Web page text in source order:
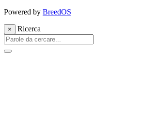
Powered by BreedOS
× Ricerca